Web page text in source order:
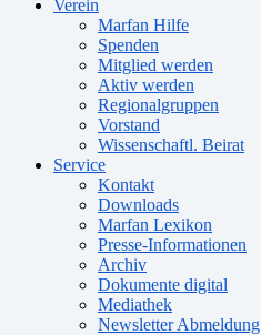
Verein
Marfan Hilfe
Spenden
Mitglied werden
Aktiv werden
Regionalgruppen
Vorstand
Wissenschaftl. Beirat
Service
Kontakt
Downloads
Marfan Lexikon
Presse-Informationen
Archiv
Dokumente digital
Mediathek
Newsletter Abmeldung